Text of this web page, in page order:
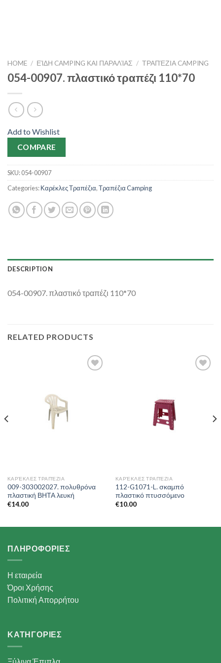
HOME / ΕΊΔΗ CAMPING ΚΑΙ ΠΑΡΑΛΊΑΣ / ΤΡΑΠΈΖΙΑ CAMPING
054-00907. πλαστικό τραπέζι 110*70
Add to Wishlist
COMPARE
SKU:054-00907
Categories:Καρέκλες Τραπέζια,Τραπέζια Camping
DESCRIPTION
054-00907. πλαστικό τραπέζι 110*70
RELATED PRODUCTS
ΚΑΡΈΚΛΕΣ ΤΡΑΠΈΖΙΑ
009-303002027. πολυθρόνα
πλαστική ΒΗΤΑ λευκή
€14.00
ΚΑΡΈΚΛΕΣ ΤΡΑΠΈΖΙΑ
112-G1071-L. σκαμπό
πλαστικό πτυσσόμενο
€10.00
ΠΛΗΡΟΦΟΡΙΕΣ
Η εταιρεία
Όροι Χρήσης
Πολιτική Απορρήτου
ΚΑΤΗΓΟΡΙΕΣ